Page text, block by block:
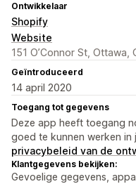
Ontwikkelaar
Shopify
Website
151 O’Connor St, Ottawa,
Geïntroduceerd
14 april 2020
Toegang tot gegevens
Deze app heeft toegang
goed te kunnen werken in
privacybeleid van de
Klantgegevens bekijken:
Gevoelige gegevens,